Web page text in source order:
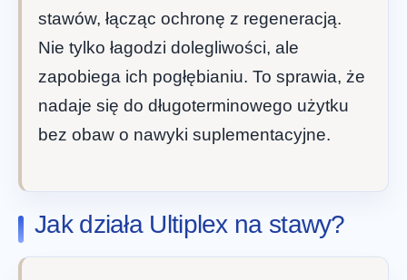
stawów, łącząc ochronę z regeneracją.
Nie tylko łagodzi dolegliwości, ale
zapobiega ich pogłębianiu. To sprawia, że
nadaje się do długoterminowego użytku
bez obaw o nawyki suplementacyjne.
Jak działa Ultiplex na stawy?